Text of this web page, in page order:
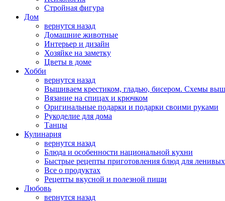
Стройная фигура
Дом
вернутся назад
Домашние животные
Интерьер и дизайн
Хозяйке на заметку
Цветы в доме
Хобби
вернутся назад
Вышиваем крестиком, гладью, бисером. Схемы
Вязание на спицах и крючком
Оригинальные подарки и подарки своими руками
Рукоделие для дома
Танцы
Кулинария
вернутся назад
Блюда и особенности национальной кухни
Быстрые рецепты приготовления блюд для ленивых
Все о продуктах
Рецепты вкусной и полезной пищи
Любовь
вернутся назад